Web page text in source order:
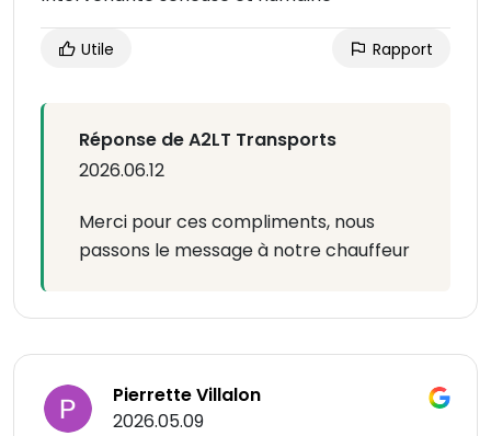
Utile Rapport
Réponse de A2LT Transports
2026.06.12
Merci pour ces compliments, nous
passons le message à notre chauffeur
Pierrette Villalon
2026.05.09